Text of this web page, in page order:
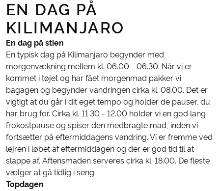
EN DAG PÅ
KILIMANJARO
En dag på stien
En typisk dag på Kilimanjaro begynder med
morgenvækning mellem kl. 06.00 - 06.30. Når vi er
kommet i tøjet og har fået morgenmad pakker vi
bagagen og begynder vandringen cirka kl. 08.00. Det er
vigtigt at du går i dit eget tempo og holder de pauser, du
har brug for. Cirka kl. 11.30 - 12.00 holder vi en god lang
frokostpause og spiser den medbragte mad, inden vi
fortsætter på eftermiddagens vandring. Vi er fremme ved
lejren i løbet af eftermiddagen og der er god tid til at
slappe af. Aftensmaden serveres cirka kl. 18.00. De fleste
vælger at gå tidlig i seng.
Topdagen